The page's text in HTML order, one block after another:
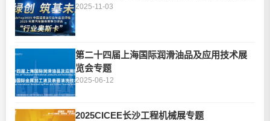
2025-11-03
第二十四届上海国际润滑油品及应用技术展
览会专题
2025-06-12
2025CICEE长沙工程机械展专题